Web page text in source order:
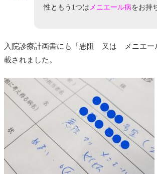
性 と もう1つは メニエール病をお持
入院診療計画書にも「悪阻 又は メニエ
載されました。